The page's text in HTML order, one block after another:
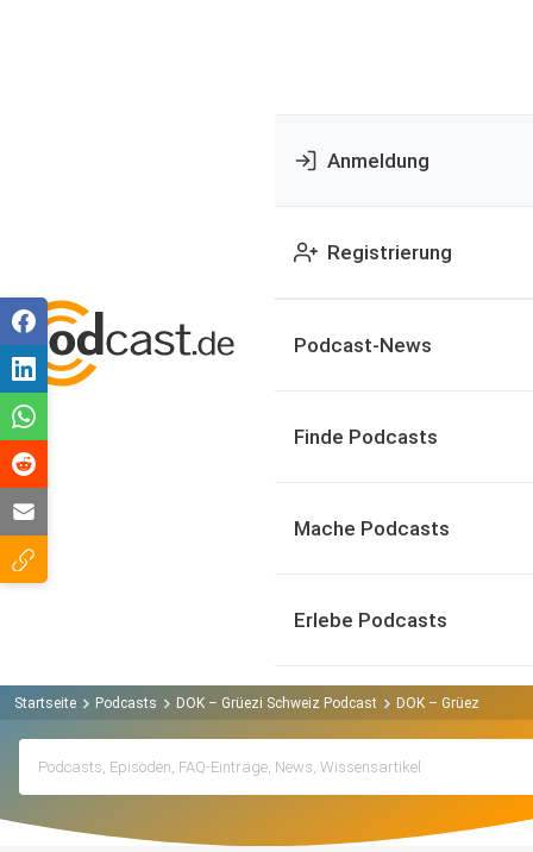
Anmeldung
Registrierung
Podcast-News
Finde Podcasts
Mache Podcasts
Erlebe Podcasts
Startseite Podcasts DOK – Grüezi Schweiz Podcast DOK – Grüezi